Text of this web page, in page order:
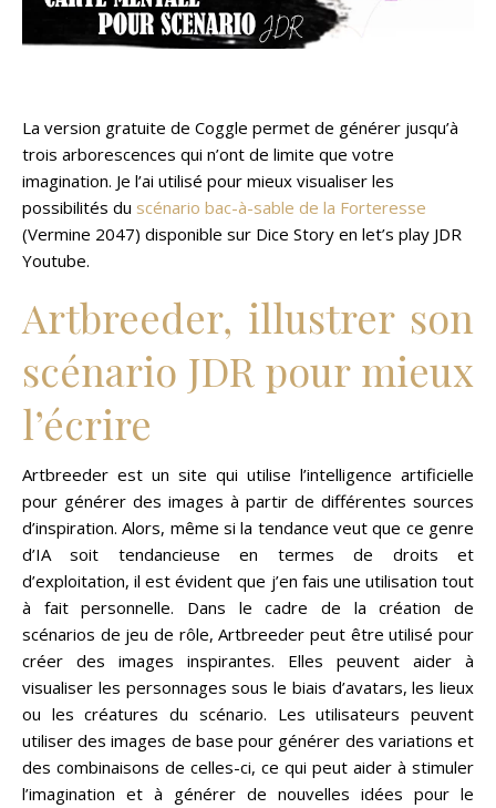
La version gratuite de Coggle permet de générer jusqu’à
trois arborescences qui n’ont de limite que votre
imagination. Je l’ai utilisé pour mieux visualiser les
possibilités du scénario bac-à-sable de la Forteresse
(Vermine 2047) disponible sur Dice Story en let’s play JDR
Youtube.
Artbreeder, illustrer son
scénario JDR pour mieux
l’écrire
Artbreeder est un site qui utilise l’intelligence artificielle
pour générer des images à partir de différentes sources
d’inspiration. Alors, même si la tendance veut que ce genre
d’IA soit tendancieuse en termes de droits et
d’exploitation, il est évident que j’en fais une utilisation tout
à fait personnelle. Dans le cadre de la création de
scénarios de jeu de rôle, Artbreeder peut être utilisé pour
créer des images inspirantes. Elles peuvent aider à
visualiser les personnages sous le biais d’avatars, les lieux
ou les créatures du scénario. Les utilisateurs peuvent
utiliser des images de base pour générer des variations et
des combinaisons de celles-ci, ce qui peut aider à stimuler
l’imagination et à générer de nouvelles idées pour le